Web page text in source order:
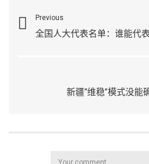
Previous
全国人大代表名单：谁能代
新疆“维稳”模式没能